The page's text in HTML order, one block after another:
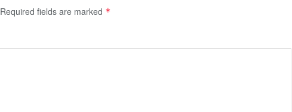
Required fields are marked *